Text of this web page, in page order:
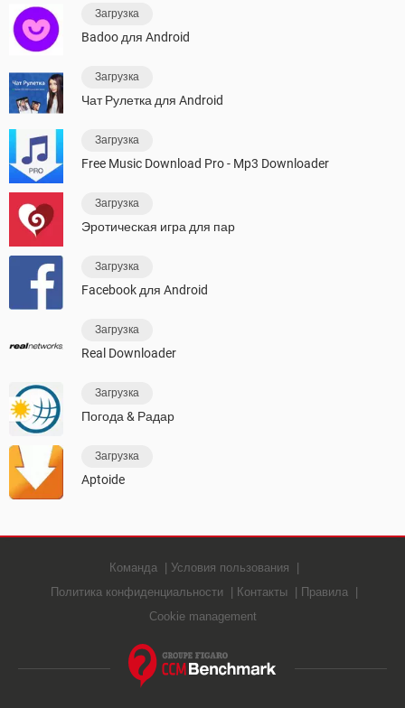
Загрузка
Badoo для Android
Загрузка
Чат Рулетка для Android
Загрузка
Free Music Download Pro - Mp3 Downloader
Загрузка
Эротическая игра для пар
Загрузка
Facebook для Android
Загрузка
Real Downloader
Загрузка
Погода & Радар
Загрузка
Aptoide
Команда
Условия пользования
Политика конфиденциальности
Контакты
Правила
Cookie management